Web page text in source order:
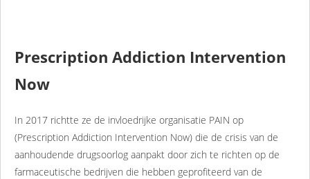
Prescription Addiction Intervention
Now
In 2017 richtte ze de invloedrijke organisatie PAIN op
(Prescription Addiction Intervention Now) die de crisis van de
aanhoudende drugsoorlog aanpakt door zich te richten op de
farmaceutische bedrijven die hebben geprofiteerd van de